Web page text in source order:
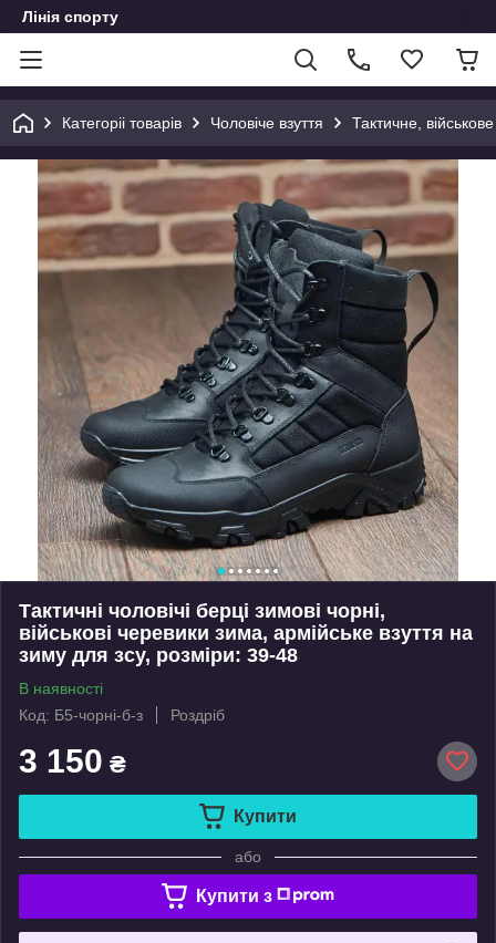
Лінія спорту
Категоріі товарів Чоловіче взуття Тактичне, військове
Тактичні чоловічі берці зимові чорні,
військові черевики зима, армійське взуття на
зиму для зсу, розміри: 39-48
В наявності
Код: Б5-чорні-б-з
Роздріб
3 150 ₴
Купити
або
Купити з